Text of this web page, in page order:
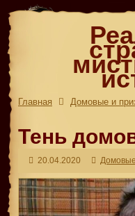
Главная Домовые и
Тень
20.04.2020